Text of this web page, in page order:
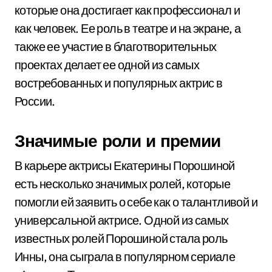
которые она достигает как профессионал и
как человек. Ее роль в театре и на экране, а
также ее участие в благотворительных
проектах делает ее одной из самых
востребованных и популярных актрис в
России.
Значимые роли и премии
В карьере актрисы Екатерины Порошиной
есть несколько значимых ролей, которые
помогли ей заявить о себе как о талантливой и
универсальной актрисе. Одной из самых
известных ролей Порошиной стала роль
Инны, она сыграла в популярном сериале